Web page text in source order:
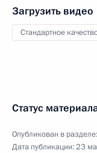
Загрузить видео
Стандартное
Статус
Опубликован в разделе:
Дата публикации:23